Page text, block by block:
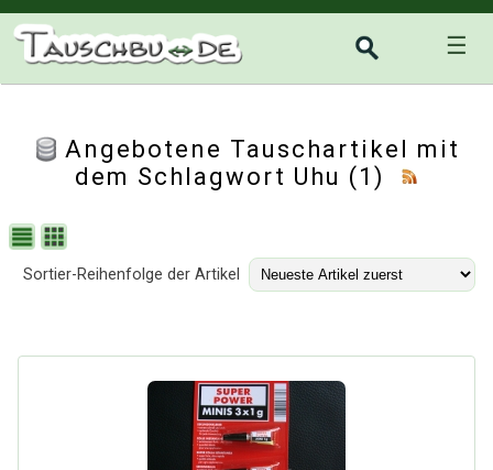
☰
Angebotene Tauschartikel mit
dem Schlagwort Uhu (1)
Sortier-Reihenfolge der Artikel